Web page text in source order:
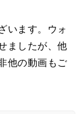
います。ウォ
ましたが、他
他の動画もご